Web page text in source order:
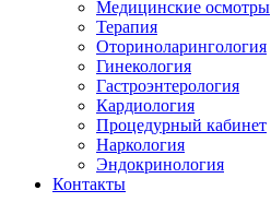
Медицинские осмотры
Терапия
Оториноларингология
Гинекология
Гастроэнтерология
Кардиология
Процедурный кабинет
Наркология
Эндокринология
Контакты